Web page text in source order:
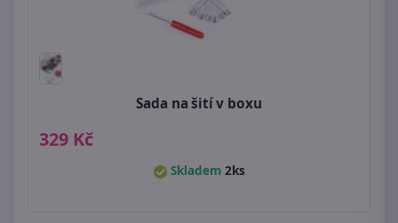
Sada na šití v boxu
329 Kč
Skladem 2ks